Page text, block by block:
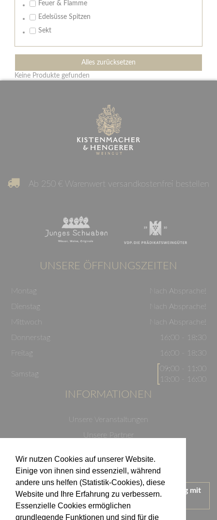
Wir nutzen Cookies auf unserer Website.
Einige von ihnen sind essenziell, während
andere uns helfen (Statistik-Cookies), diese
Website und Ihre Erfahrung zu verbessern.
Essenzielle Cookies ermöglichen
grundlegende Funktionen und sind für die
Feuer & Flamme
Edelsüsse Spitzen
Sekt
Alles zurücksetzen
Keine Produkte gefunden
Ab 250 € Warenwert versandkostenfrei bestellen
UNSERE ÖFFNUNGSZEITEN
Montag
Nach Absprache!
Dienstag
Nach Absprache!
Mittwoch
Nach Absprache!
Donnerstag
16:00 - 18:30
Freitag
16:00 - 18:30
Samstag
09:00 - 11:00
13:00 - 16:00
INFORMATIONEN
Unsere Veranstaltungen
Unsere Partner
Impressum
Wir treten für einen verantwortungsvollen Umgang mit
Alkohol ein.
KONTAKT